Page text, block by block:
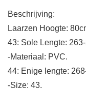
Beschrijving:
Laarzen Hoogte:
43: Sole Lengte:
-Materiaal: PVC.
44: Enige lengte:
-Size: 43.